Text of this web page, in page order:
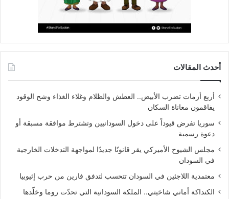
أحدث المقالات
أربع أزمات تضرب الأبيض.. العطش والظلام وغلاء الغذاء وشح الوقود
يفاقمون معاناة السكان
سوريا تفرض قيوداً على دخول السودانيين وتشترط موافقة مسبقة أو
دعوة رسمية
مجلس الشيوخ الأميركي يقر قانونًا جديدًا لمواجهة التدخلات الخارجية
في السودان
معتمدية اللاجئين في السودان تتحسب لتدفق فارين من حرب إثيوبيا
الكنداكة أماني شاخيتي.. الملكة السودانية التي تحدّت روما وخلّدها